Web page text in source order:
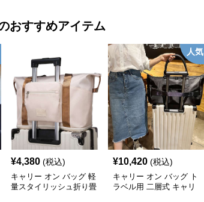
おすすめアイテム
¥4,380 (税込)
キャリー オン バッグ 軽
量スタイリッシュ折り畳
人気
¥10,420 (税込)
キャリー オン バッグ ト
ラベル用 二層式 キャリ